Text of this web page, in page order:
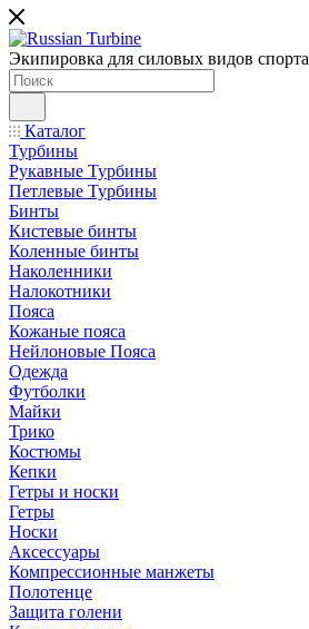
Экипировка для силовых видов спорта
Каталог
Турбины
Рукавные Турбины
Петлевые Турбины
Бинты
Кистевые бинты
Коленные бинты
Наколенники
Налокотники
Пояса
Кожаные пояса
Нейлоновые Пояса
Одежда
Футболки
Майки
Трико
Костюмы
Кепки
Гетры и носки
Гетры
Носки
Аксессуары
Компрессионные манжеты
Полотенце
Защита голени